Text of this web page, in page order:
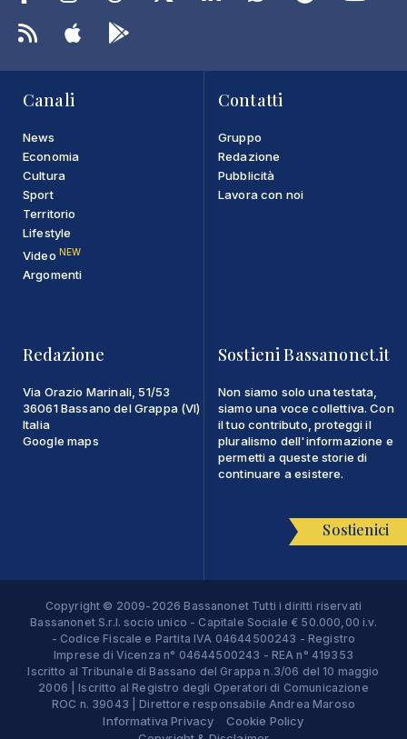
Canali
News
Economia
Cultura
Sport
Territorio
Lifestyle
Video NEW
Argomenti
Contatti
Gruppo
Redazione
Pubblicità
Lavora con noi
Redazione
Via Orazio Marinali, 51/53
36061 Bassano del Grappa (VI)
Italia
Google maps
Sostieni Bassanonet.it
Non siamo solo una testata,
siamo una voce collettiva. Con
il tuo contributo, proteggi il
pluralismo dell'informazione e
permetti a queste storie di
continuare a esistere.
Sostienici
Copyright © 2009-2026 Bassanonet Tutti i diritti riservati
Bassanonet S.r.l. socio unico - Capitale Sociale € 50.000,00 i.v.
- Codice Fiscale e Partita IVA 04644500243 - Registro
Imprese di Vicenza n° 04644500243 - REA n° 419353
Iscritto al Tribunale di Bassano del Grappa n.3/06 del 10 maggio
2006 | Iscritto al Registro degli Operatori di Comunicazione
ROC n. 39043 | Direttore responsabile Andrea Maroso
Informativa Privacy
Cookie Policy